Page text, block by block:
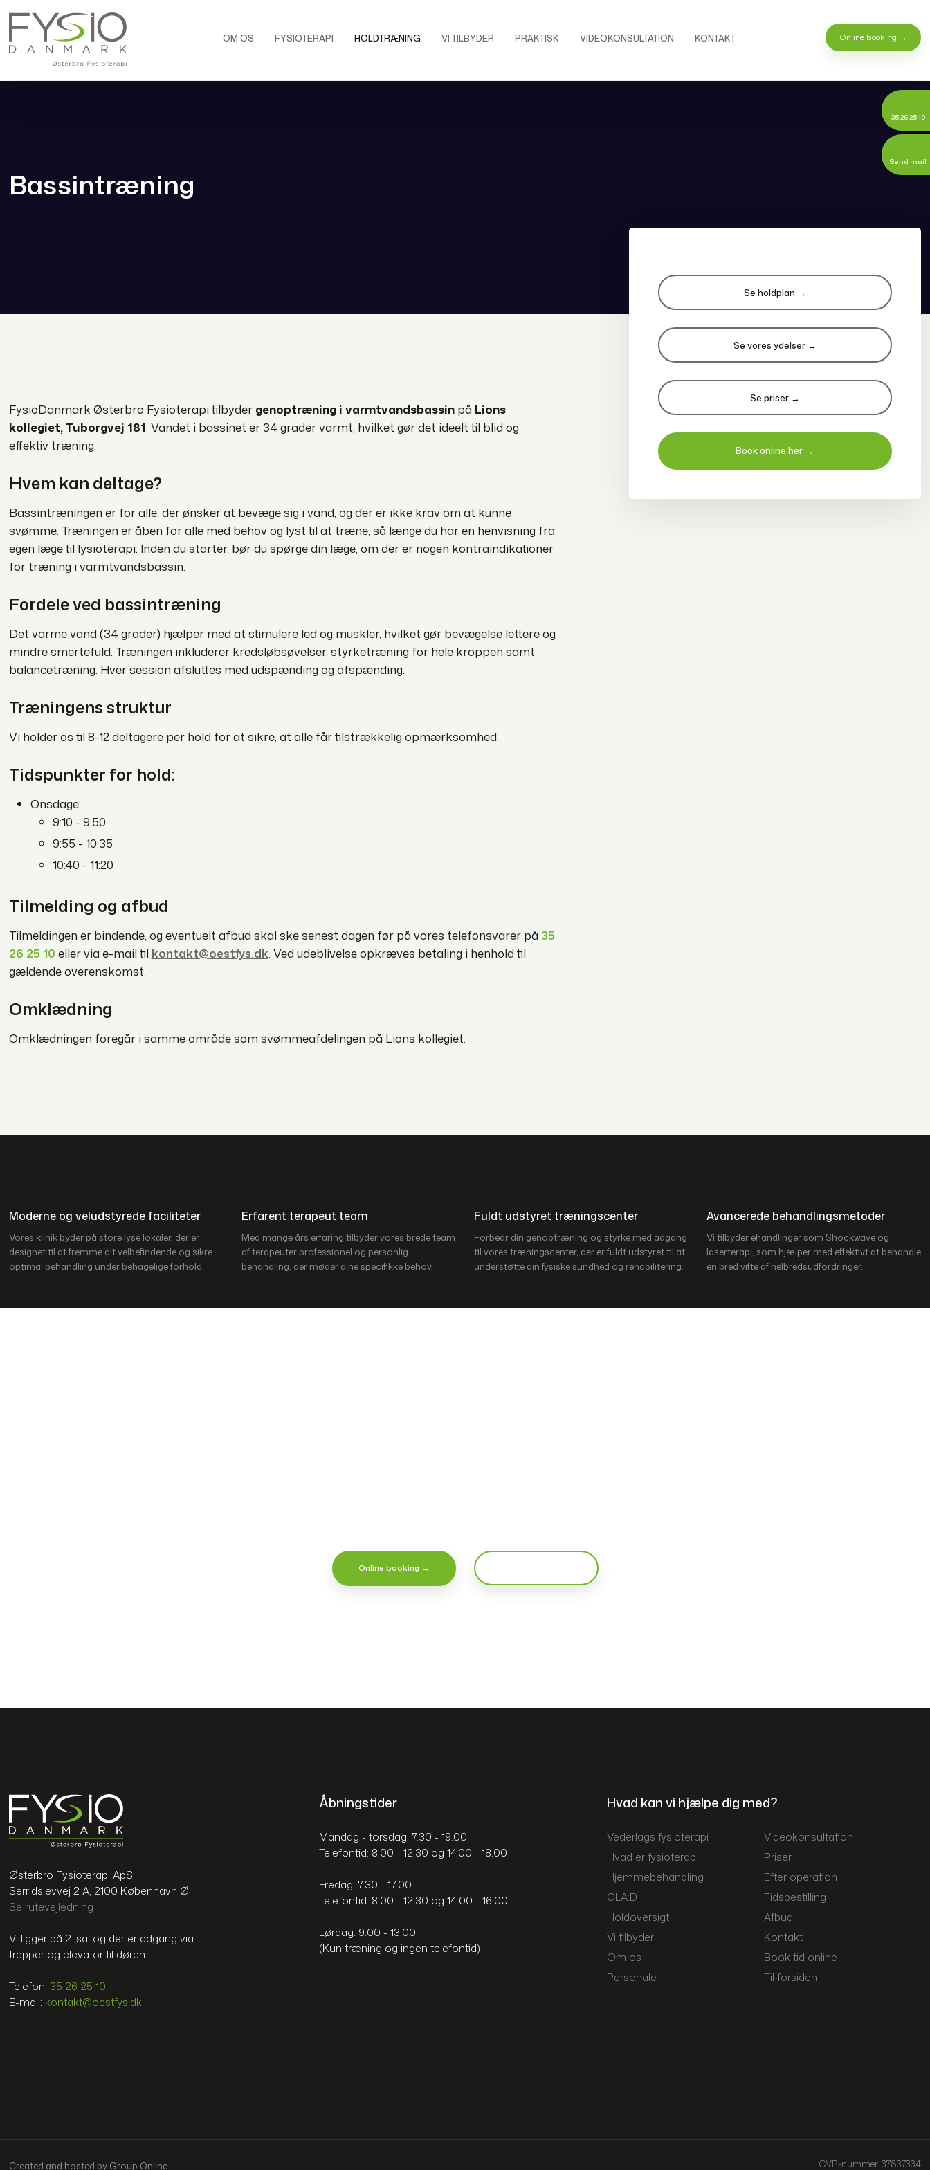
OM OS FYSIOTERAPI HOLDTRÆNING VI TILBYDER PRAKTISK VIDEOKONSULTATION KONTAKT Online booking​ →
Bassintræning​
35 26 25 10
Send mail
​FysioDanmark Østerbro Fysioterapi tilbyder genoptræning i varmtvandsbassinpå Lions
kollegiet, Tuborgvej 181. Vandet i bassinet er 34 grader varmt, hvilket gør det ideelt til blid og
effektiv træning.
Hvem kan deltage?
Bassintræningen er for alle, der ønsker at bevæge sig i vand, og der er ikke krav om at kunne
svømme. Træningen er åben for alle med behov og lyst til at træne, så længe du har en henvisning fra
egen læge til fysioterapi. Inden du starter, bør du spørge din læge, om der er nogen kontraindikationer
for træning i varmtvandsbassin.
Fordele ved bassintræning
Det varme vand (34 grader) hjælper med at stimulere led og muskler, hvilket gør bevægelse lettere og
mindre smertefuld. Træningen inkluderer kredsløbsøvelser, styrketræning for hele kroppen samt
balancetræning. Hver session afsluttes med udspænding og afspænding.
Træningens struktur
Vi holder os til 8-12 deltagere per hold for at sikre, at alle får tilstrækkelig opmærksomhed.
Tidspunkter for hold:
Onsdage:
9:10 - 9:50
9:55 - 10:35
10:40 - 11:20
Tilmelding og afbud
Tilmeldingen er bindende, og eventuelt afbud skal ske senest dagen før på vores telefonsvarer på 35
26 25 10 eller via e-mail til kontakt@oestfys.dk. Ved udeblivelse opkræves betaling i henhold til
gældende overenskomst.
Omklædning
Omklædningen foregår i samme område som svømmeafdelingen på Lions kollegiet.
​Se holdplan →
​Se vores ydelser →
​Se priser →
Book online her →
Moderne og veludstyrede faciliteter
Vores klinik byder på store lyse lokaler, der er
designet til at fremme dit velbefindende og sikre
optimal behandling under behagelige forhold.
Erfarent terapeut team
Med mange års erfaring tilbyder vores brede team
af terapeuter professionel og personlig
behandling, der møder dine specifikke behov.
Fuldt udstyret træningscenter
Forbedr din genoptræning og styrke med adgang
til vores træningscenter, der er fuldt udstyret til at
understøtte din fysiske sundhed og rehabilitering.
Avancerede behandlingsmetoder
Vi tilbyder ehandlinger som Shockwave og
laserterapi, som hjælper med effektivt at behandle
en bred vifte af helbredsudfordringer.
Online booking →
Østerbro Fysioterapi ApS
Serridslevvej 2 A, 2100 København Ø
Se rutevejledning
Vi ligger på 2. sal og der er adgang via
trapper og elevator til døren.
Telefon: 35 26 25 10
E-mail: kontakt@oestfys.dk
Åbningstider
Mandag - torsdag: 7.30 - 19.00
​Telefontid: 8.00 - 12.30 og 14:00 - 18.00
​Fredag: 7.30 - 17.00
​Telefontid: 8.00 - 12.30 og 14.00 - 16.00
Lørdag: 9.00 - 13.00
​(Kun træning og ingen telefontid)
Hvad kan vi hjælpe dig med?
Vederlags fysioterapi​
Hvad er fysioterapi
Hjemmebehandling
GLA:D
Holdoversigt
Vi tilbyder
Om os
Personale
Videokonsultation
Priser
Efter operation
Tidsbestilling
Afbud
Kontakt
Book tid online
Til forsiden
Created and hosted by Group Online CVR-nummer: 37837334